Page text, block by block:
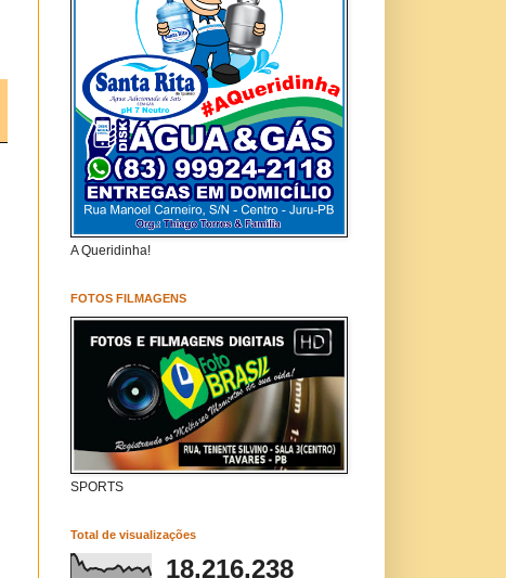
A Queridinha!
FOTOS FILMAGENS
SPORTS
Total de visualizações
18,216,238